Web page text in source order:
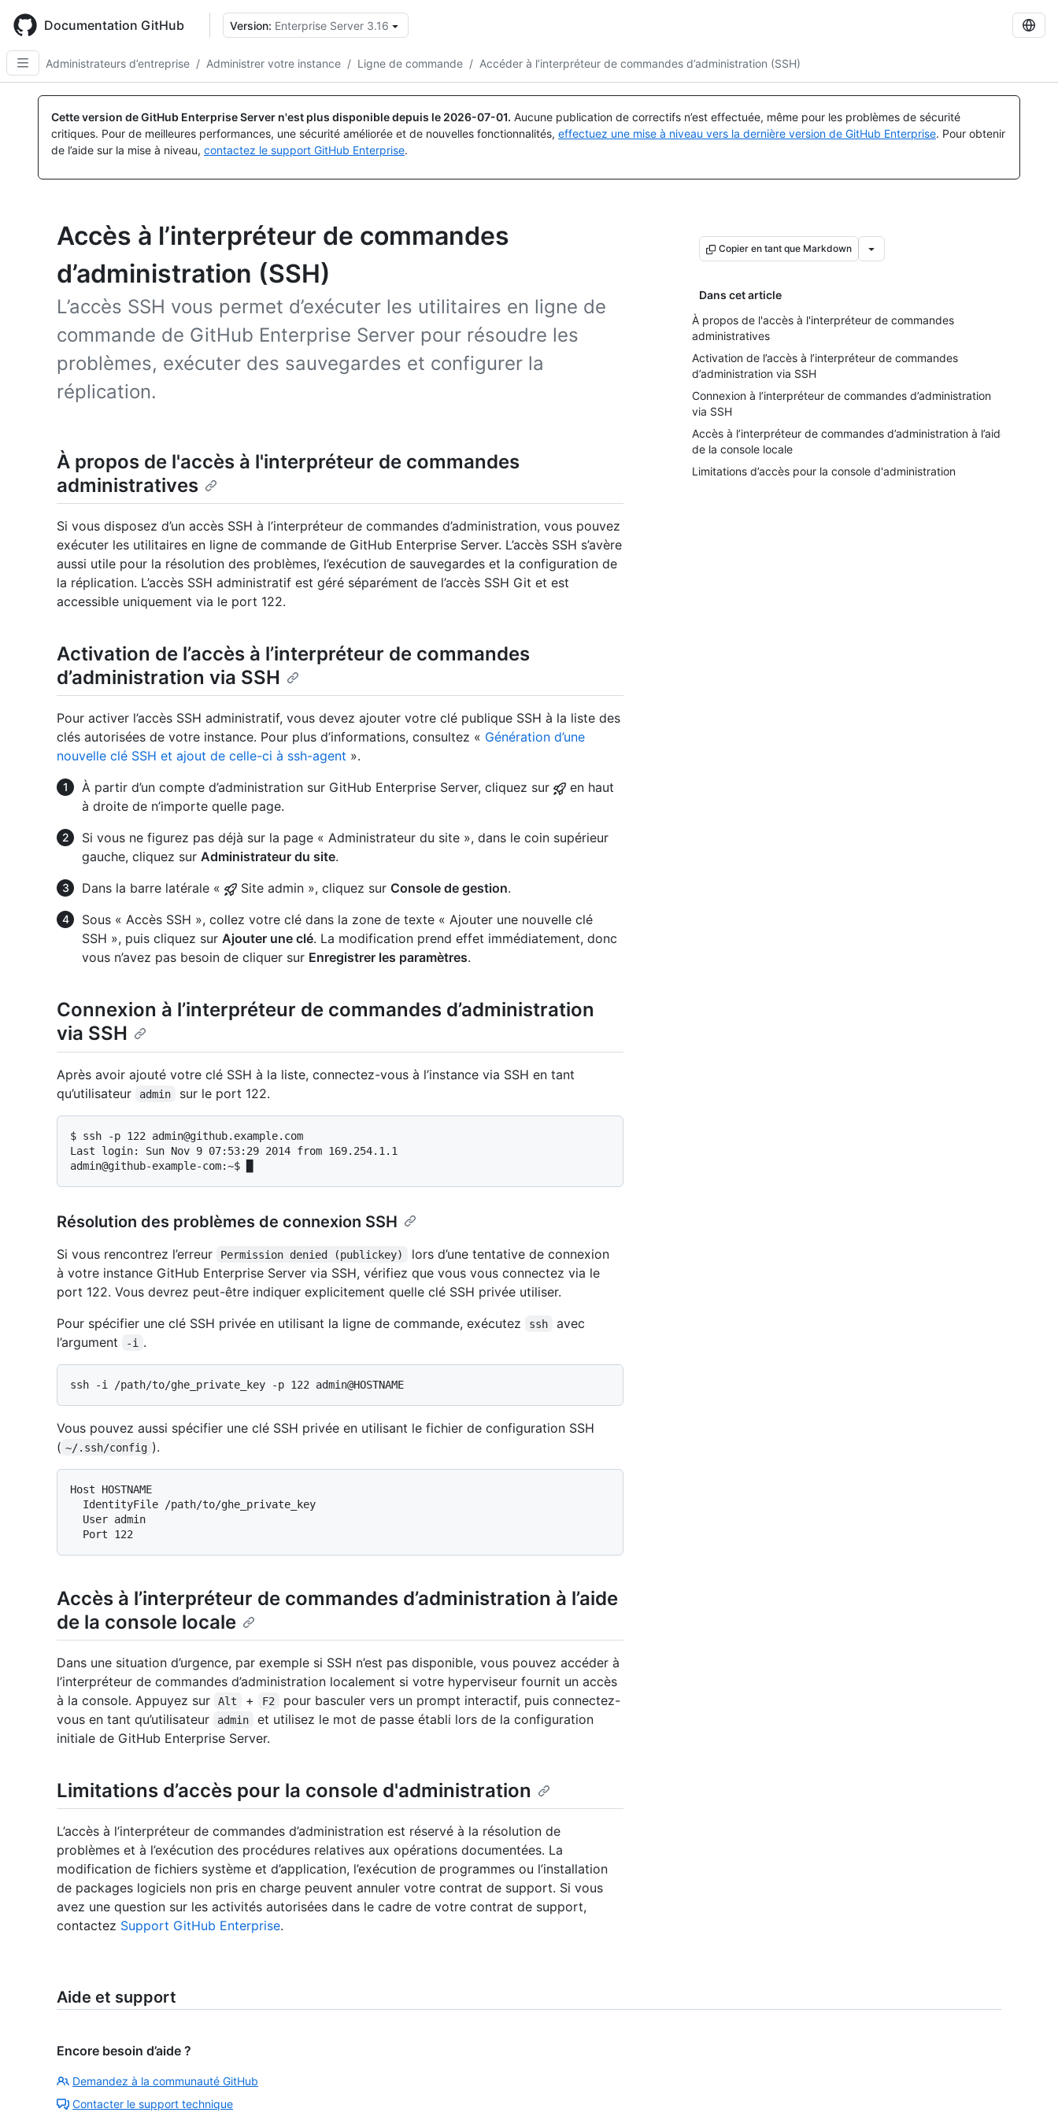
main
content
Documentation GitHub Version: Enterprise Server 3.16
Administrateurs d’entreprise / Administrer votre instance / Ligne de commande / Accéder à l’interpréteur de commandes d’administration (SSH)
Cette version de GitHub Enterprise Server n'est plus disponible depuis le 2026-07-01. Aucune publication de correctifs n’est effectuée, même pour les problèmes de sécurité
critiques. Pour de meilleures performances, une sécurité améliorée et de nouvelles fonctionnalités, effectuez une mise à niveau vers la dernière version de GitHub Enterprise. Pour obtenir
de l’aide sur la mise à niveau, contactez le support GitHub Enterprise.
Accès à l’interpréteur de commandes
d’administration (SSH)
L’accès SSH vous permet d’exécuter les utilitaires en ligne de
commande de GitHub Enterprise Server pour résoudre les
problèmes, exécuter des sauvegardes et configurer la
réplication.
Copier en tant que Markdown
Dans cet article
À propos de l'accès à l'interpréteur de commandes
administratives
Activation de l’accès à l’interpréteur de commandes
d’administration via SSH
Connexion à l’interpréteur de commandes d’administration
via SSH
Accès à l’interpréteur de commandes d’administration à l’aide
de la console locale
Limitations d’accès pour la console d'administration
À propos de l'accès à l'interpréteur de commandes
administratives
Si vous disposez d’un accès SSH à l’interpréteur de commandes d’administration, vous pouvez
exécuter les utilitaires en ligne de commande de GitHub Enterprise Server. L’accès SSH s’avère
aussi utile pour la résolution des problèmes, l’exécution de sauvegardes et la configuration de
la réplication. L’accès SSH administratif est géré séparément de l’accès SSH Git et est
accessible uniquement via le port 122.
Activation de l’accès à l’interpréteur de commandes
d’administration via SSH
Pour activer l’accès SSH administratif, vous devez ajouter votre clé publique SSH à la liste des
clés autorisées de votre instance. Pour plus d’informations, consultez « Génération d’une
nouvelle clé SSH et ajout de celle-ci à ssh-agent ».
À partir d’un compte d’administration sur GitHub Enterprise Server, cliquez sur
en haut
à droite de n’importe quelle page.
Si vous ne figurez pas déjà sur la page « Administrateur du site », dans le coin supérieur
gauche, cliquez sur Administrateur du site.
Dans la barre latérale «
Site admin », cliquez sur Console de gestion.
Sous « Accès SSH », collez votre clé dans la zone de texte « Ajouter une nouvelle clé
SSH », puis cliquez sur Ajouter une clé. La modification prend effet immédiatement, donc
vous n’avez pas besoin de cliquer sur Enregistrer les paramètres.
Connexion à l’interpréteur de commandes d’administration
via SSH
Après avoir ajouté votre clé SSH à la liste, connectez-vous à l’instance via SSH en tant
qu’utilisateur
admin sur le port 122.
$ ssh -p 122 admin@github.example.com
Last login: Sun Nov 9 07:53:29 2014 from 169.254.1.1
Résolution des problèmes de connexion SSH
Si vous rencontrez l’erreur Permission denied (publickey)
lors d’une tentative de connexion
à votre instance GitHub Enterprise Server via SSH, vérifiez que vous vous connectez via le
port 122. Vous devrez peut-être indiquer explicitement quelle clé SSH privée utiliser.
Pour spécifier une clé SSH privée en utilisant la ligne de commande, exécutez
ssh
avec
l’argument
-i .
Vous pouvez aussi spécifier une clé SSH privée en utilisant le fichier de configuration SSH
( ~/.ssh/config ).
Host HOSTNAME
Accès à l’interpréteur de commandes d’administration à l’aide
de la console locale
Dans une situation d’urgence, par exemple si SSH n’est pas disponible, vous pouvez accéder à
l’interpréteur de commandes d’administration localement si votre hyperviseur fournit un accès
à la console. Appuyez sur
Alt + F2
pour basculer vers un prompt interactif, puis connectez-
vous en tant qu’utilisateur
admin
et utilisez le mot de passe établi lors de la configuration
initiale de GitHub Enterprise Server.
Limitations d’accès pour la console d'administration
L’accès à l’interpréteur de commandes d’administration est réservé à la résolution de
problèmes et à l’exécution des procédures relatives aux opérations documentées. La
modification de fichiers système et d’application, l’exécution de programmes ou l’installation
de packages logiciels non pris en charge peuvent annuler votre contrat de support. Si vous
avez une question sur les activités autorisées dans le cadre de votre contrat de support,
contactez Support GitHub Enterprise.
Aide et support
Encore besoin d’aide ?
Demandez à la communauté GitHub
Contacter le support technique